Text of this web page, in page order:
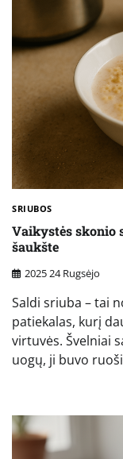
SRIUBOS
Vaikystės skonio
šaukšte
2025 24 Rugsėjo
Saldi sriuba – tai
patiekalas, kurį
virtuvės. Švelniai
uogų, ji buvo